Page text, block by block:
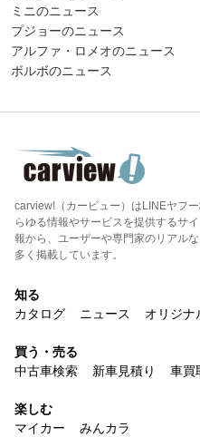
ミニのニュース
プジョーのニュース
アルファ・ロメオのニュース
ボルボのニュース
carview!（カービュー）はLINEヤフ
らゆる情報やサービスを提供するサ
報から、ユーザーや専門家のリアル
多く掲載しています。
知る
カタログ
ニュース オリジナ
買う・売る
中古車検索
新車見積り 車買
楽しむ
マイカー
みんカラ